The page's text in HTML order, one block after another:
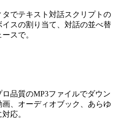
でテキスト対話スクリプトの
スの割り当て、対話の並べ替
スで。
品質のMP3ファイルでダウン
、オーディオブック、あらゆ
応。